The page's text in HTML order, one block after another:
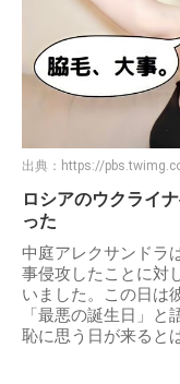
出典： https://
ロシアのウクライ
った
中庭アレクサンドラ
事侵攻したことに対
いました。この日は
「最悪の誕生日」
恥に思う日が来ると